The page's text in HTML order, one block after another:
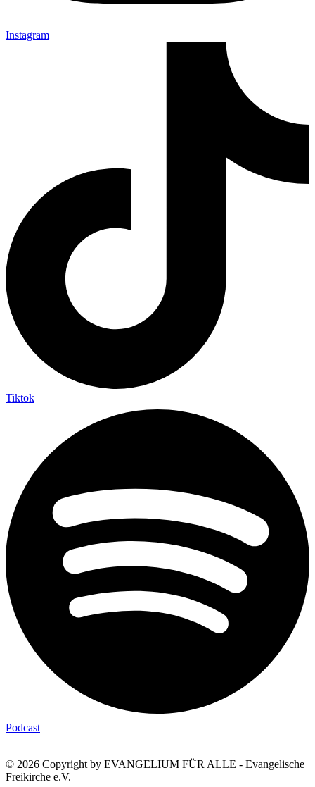
Instagram
Tiktok
Podcast
© 2026 Copyright by EVANGELIUM FÜR ALLE - Evangelische
Freikirche e.V.